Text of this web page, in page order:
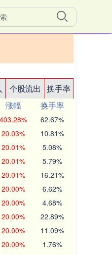
个股流出
换手率
涨幅
换手率
403.28% 62.67%
20.03% 10.81%
20.01% 5.08%
20.01% 5.79%
20.01% 16.21%
20.00% 6.62%
20.00% 4.68%
20.00% 22.89%
20.00% 11.09%
20.00% 1.76%